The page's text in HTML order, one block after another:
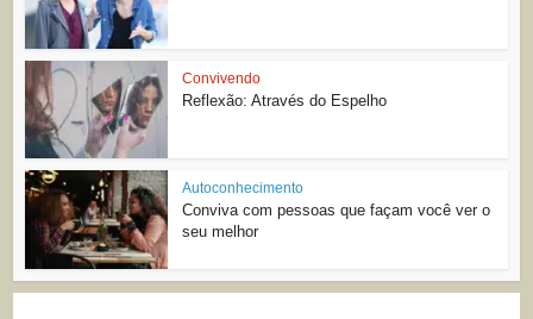
Convivendo
Reflexão: Através do Espelho
Autoconhecimento
Conviva com pessoas que façam você ver o
seu melhor